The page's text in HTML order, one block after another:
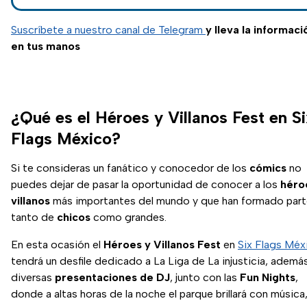
Suscríbete a nuestro canal de Telegram y lleva la
en tus manos
¿Qué es el Héroes y Villanos Fest en
Flags México?
Si te consideras un fanático y conocedor de los cómics no
puedes dejar de pasar la oportunidad de conocer a los
villanos más importantes del mundo y que han formado
tanto de chicos como grandes.
En esta ocasión el Héroes y Villanos Fest en Six Flags
tendrá un desfile dedicado a La Liga de La injusticia,
diversas presentaciones de DJ, junto con las Fun Nights,
donde a altas horas de la noche el parque brillará con música,